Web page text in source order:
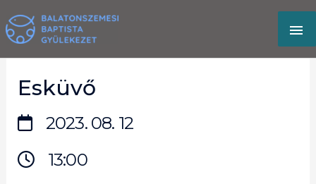
to
content
Esküvő
2023. 08. 12
13:00